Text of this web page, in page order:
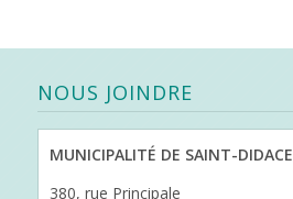
NOUS JOINDRE
MUNICIPALITÉ DE SAINT-DIDACE
380, rue Principale